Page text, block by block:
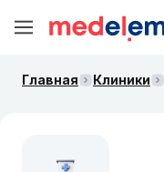
Главная Клиники